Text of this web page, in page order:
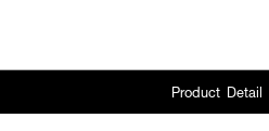
Product Detail